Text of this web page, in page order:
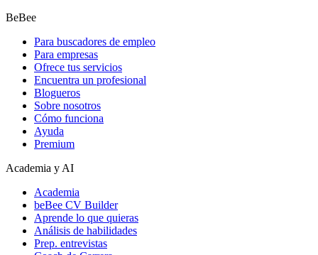
BeBee
Para buscadores de empleo
Para empresas
Ofrece tus servicios
Encuentra un profesional
Blogueros
Sobre nosotros
Cómo funciona
Ayuda
Premium
Academia y AI
Academia
beBee CV Builder
Aprende lo que quieras
Análisis de habilidades
Prep. entrevistas